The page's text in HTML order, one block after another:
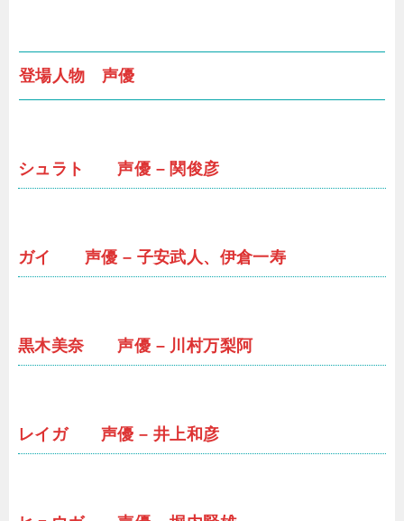
登場人物 声優
シュラト 声優 – 関俊彦
ガイ 声優 – 子安武人、伊倉一寿
黒木美奈 声優 – 川村万梨阿
レイガ 声優 – 井上和彦